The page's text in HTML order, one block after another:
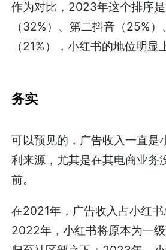
作为对比，2023年这个排序
（32%）、第二抖音（25%
（21%），小红书的地位明显
务实
可以预见的，广告收入一直是
利来源，尤其是在其电商业务
前。
在2021年，广告收入占小红书
2022年，小红书将原本为一